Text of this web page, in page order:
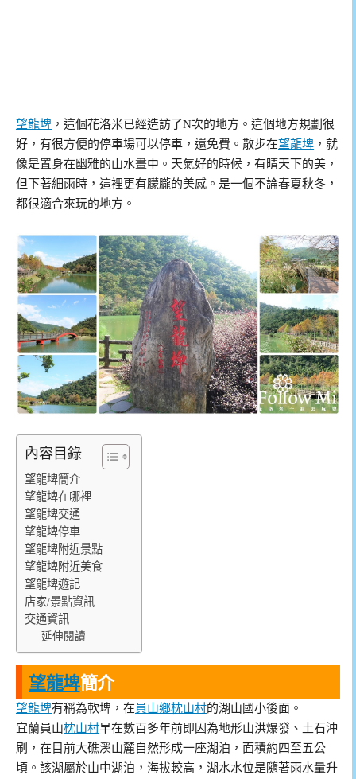
望龍埤 ，這個花洛米已經造訪了N次的地方。這個地方規劃很
好，有很方便的停車場可以停車，還免費。散步在望龍埤 ，就
像是置身在幽雅的山水畫中。天氣好的時候，有晴天下的美，
但下著細雨時，這裡更有朦朧的美感。是一個不論春夏秋冬，
都很適合來玩的地方。
內容目錄
望龍埤簡介
望龍埤在哪裡
望龍埤交通
望龍埤停車
望龍埤附近景點
望龍埤附近美食
望龍埤遊記
店家/景點資訊
交通資訊
延伸閱讀
望龍埤簡介
望龍埤有稱為軟埤，在員山鄉枕山村的湖山國小後面。
宜蘭員山枕山村早在數百多年前即因為地形山洪爆發、土石沖
刷，在目前大礁溪山麓自然形成一座湖泊，面積約四至五公
頃。該湖屬於山中湖泊，海拔較高，湖水水位是隨著雨水量升